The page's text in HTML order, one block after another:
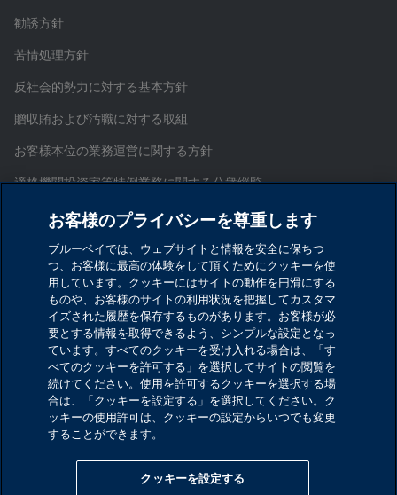
勧誘方針
苦情処理方針
反社会的勢力に対する基本方針
贈収賄および汚職に対する取組
お客様本位の業務運営に関する方針
適格機関投資家等特例業務に関する公衆縦覧
証券取引等監視委員会情報提供窓口
お問い合わせ
サイトマップ
Cookieを設定する
ブルーベイ・アセット・マネジメント・インターナシ
ョナル・リミテッド
金融商品取引業者 関東財務局長（金商）第1029号
加入協会：一般社団法人資産運用業協会／一般社団法
人第二種金融商品取引業協会
お客様のプライバシーを尊重します
ブルーベイでは、ウェブサイトと情報を安全に保ちつ
つ、お客様に最高の体験をして頂くためにクッキーを使
用しています。クッキーにはサイトの動作を円滑にする
ものや、お客様のサイトの利用状況を把握してカスタマ
イズされた履歴を保存するものがあります。お客様が必
要とする情報を取得できるよう、シンプルな設定となっ
ています。すべてのクッキーを受け入れる場合は、「す
べてのクッキーを許可する」を選択してサイトの閲覧を
続けてください。使用を許可するクッキーを選択する場
合は、「クッキーを設定する」を選択してください。ク
ッキーの使用許可は、クッキーの設定からいつでも変更
することができます。
クッキーを設定する